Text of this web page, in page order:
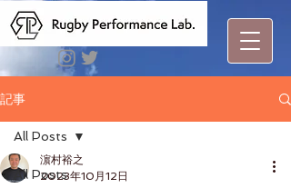
記事
All Posts
All Posts
濵村裕之
2023年10月12日